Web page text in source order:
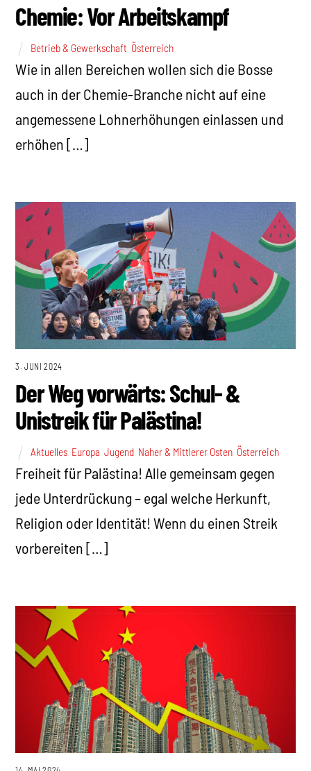
Chemie: Vor Arbeitskampf
Betrieb & Gewerkschaft Österreich
Wie in allen Bereichen wollen sich die Bosse
auch in der Chemie-Branche nicht auf eine
angemessene Lohnerhöhungen einlassen und
erhöhen […]
3. JUNI 2024
Der Weg vorwärts: Schul- &
Unistreik für Palästina!
Aktuelles Europa ,Jugend Naher & Mittlerer Osten Österreich
Freiheit für Palästina! Alle gemeinsam gegen
jede Unterdrückung – egal welche Herkunft,
Religion oder Identität! Wenn du einen Streik
vorbereiten […]